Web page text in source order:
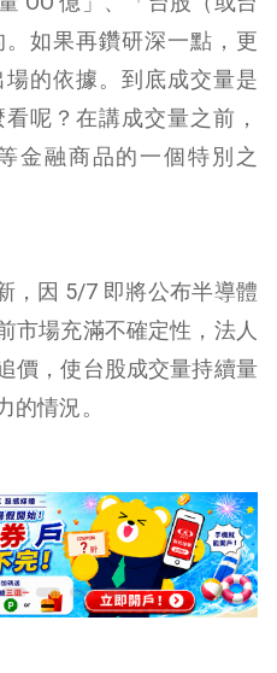
如果再鑽研深一點，更
的依據。到底成交量是
呢？在講成交量之前，
金融商品的一個特別之
，因 5/7 即將公布半導體
市場充滿不確定性，法人
價，使台股成交量持續量
的情況。